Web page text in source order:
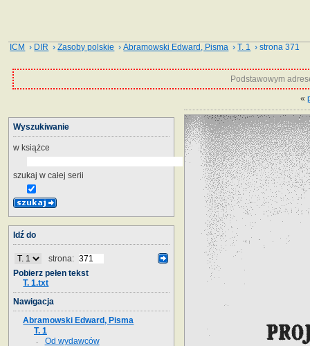
ICM › DIR ›Zasoby polskie ›Abramowski Edward, Pisma ›T. 1 › strona 371
Podstawowym
«
Wyszukiwanie
w książce
szukaj w całej serii
Idź do
strona:
Pobierz pełen tekst
T. 1.txt
Nawigacja
Abramowski Edward, Pisma
T. 1
Od wydawców